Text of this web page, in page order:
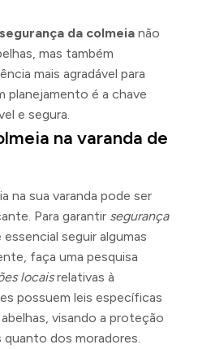
segurança da colmeia não
mas também
mais agradável para
planejamento é a chave
e segura.
na varanda de
na sua varanda pode ser
Para garantir segurança
essencial seguir algumas
faça uma pesquisa
locaisrelativas à
possuem leis específicas
visando a proteção
dos moradores.